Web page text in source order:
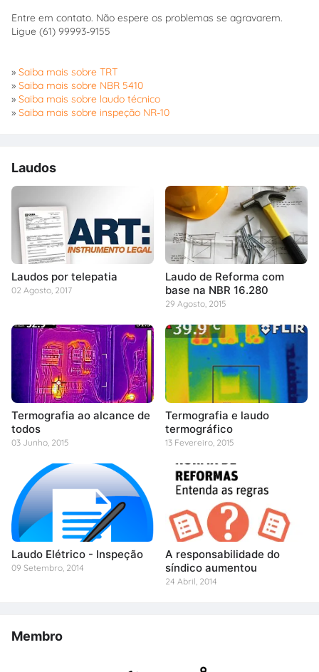
Entre em contato. Não espere os problemas se agravarem.
Ligue (61) 99993-9155
» Saiba mais sobre TRT
» Saiba mais sobre NBR 5410
» Saiba mais sobre laudo técnico
» Saiba mais sobre inspeção NR-10
Laudos
Laudos por telepatia
02 Agosto, 2017
Laudo de Reforma com
base na NBR 16.280
29 Agosto, 2015
Termografia ao alcance de
todos
03 Junho, 2015
Termografia e laudo
termográfico
13 Fevereiro, 2015
Laudo Elétrico - Inspeção
09 Setembro, 2014
A responsabilidade do
síndico aumentou
24 Abril, 2014
Membro